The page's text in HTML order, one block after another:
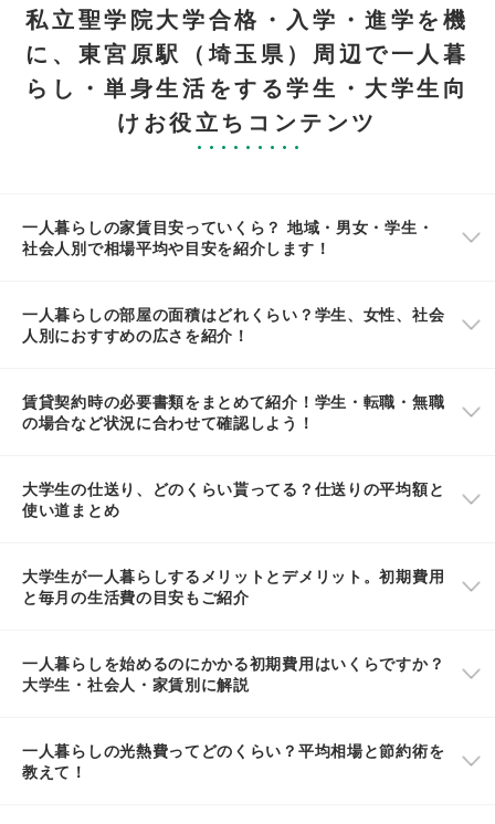
私立聖学院大学合格・入学・進学を機
に、東宮原駅（埼玉県）周辺で一人暮
らし・単身生活をする学生・大学生向
けお役立ちコンテンツ
一人暮らしの家賃目安っていくら？ 地域・男女・学生・
社会人別で相場平均や目安を紹介します！
一人暮らしの部屋の面積はどれくらい？学生、女性、社会
人別におすすめの広さを紹介！
賃貸契約時の必要書類をまとめて紹介！学生・転職・無職
の場合など状況に合わせて確認しよう！
大学生の仕送り、どのくらい貰ってる？仕送りの平均額と
使い道まとめ
大学生が一人暮らしするメリットとデメリット。初期費用
と毎月の生活費の目安もご紹介
一人暮らしを始めるのにかかる初期費用はいくらですか？
大学生・社会人・家賃別に解説
一人暮らしの光熱費ってどのくらい？平均相場と節約術を
教えて！